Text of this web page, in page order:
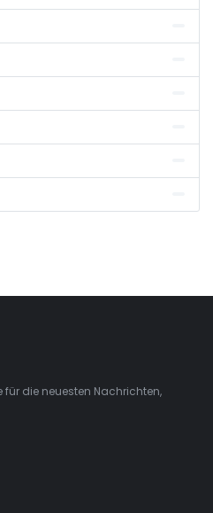
die neuesten Nachrichten,